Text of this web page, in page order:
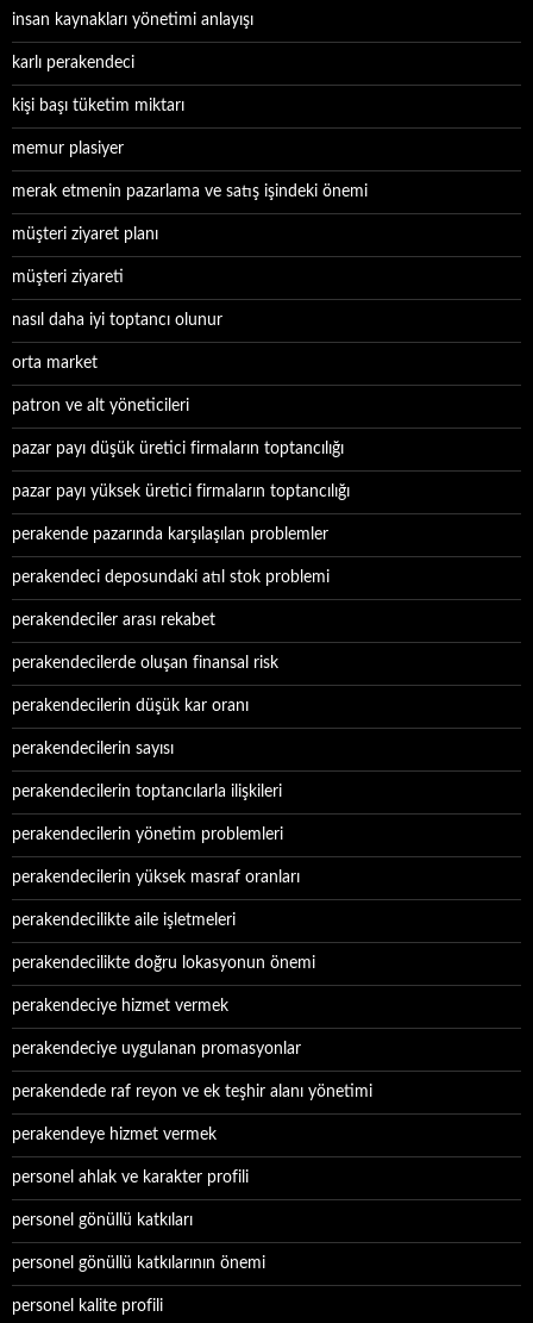
insan kaynakları yönetimi anlayışı
karlı perakendeci
kişi başı tüketim miktarı
memur plasiyer
merak etmenin pazarlama ve satış işindeki önemi
müşteri ziyaret planı
müşteri ziyareti
nasıl daha iyi toptancı olunur
orta market
patron ve alt yöneticileri
pazar payı düşük üretici firmaların toptancılığı
pazar payı yüksek üretici firmaların toptancılığı
perakende pazarında karşılaşılan problemler
perakendeci deposundaki atıl stok problemi
perakendeciler arası rekabet
perakendecilerde oluşan finansal risk
perakendecilerin düşük kar oranı
perakendecilerin sayısı
perakendecilerin toptancılarla ilişkileri
perakendecilerin yönetim problemleri
perakendecilerin yüksek masraf oranları
perakendecilikte aile işletmeleri
perakendecilikte doğru lokasyonun önemi
perakendeciye hizmet vermek
perakendeciye uygulanan promasyonlar
perakendede raf reyon ve ek teşhir alanı yönetimi
perakendeye hizmet vermek
personel ahlak ve karakter profili
personel gönüllü katkıları
personel gönüllü katkılarının önemi
personel kalite profili